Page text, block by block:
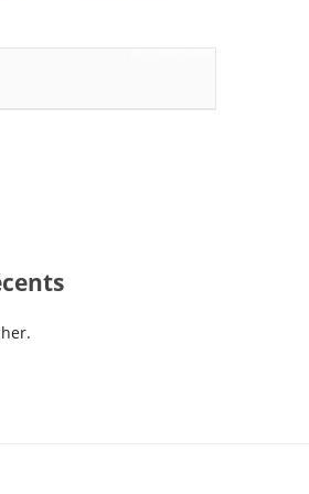
RECHERCHER